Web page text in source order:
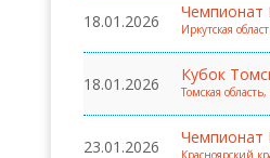
18.01.2026 Чемпионат
Иркутская
18.01.2026 Кубок
Томская
23.01.2026 Чемпионат
Красноярский